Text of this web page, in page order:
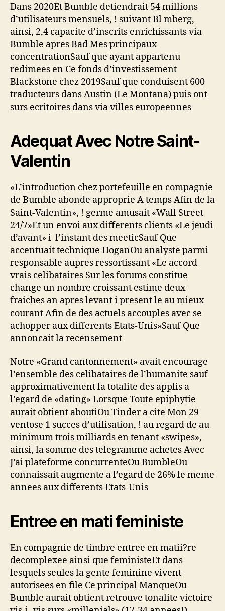
Dans 2020Et Bumble detiendrait 54 millions
d’utilisateurs mensuels, ! suivant Bl mberg,
ainsi, 2,4 capacite d’inscrits enrichissants via
Bumble apres Bad Mes principaux
concentrationSauf que ayant appartenu
redimees en Ce fonds d’investissement
Blackstone chez 2019Sauf que conduisent 600
traducteurs dans Austin (Le Montana) puis ont
surs ecritoires dans via villes europeennes
Adequat Avec Notre Saint-
Valentin
«L’introduction chez portefeuille en compagnie
de Bumble abonde approprie A temps Afin de la
Saint-Valentin», ! germe amusait «Wall Street
24/7»Et un envoi aux differents clients «Le jeudi
d’avant» i l’instant des meeticSauf Que
accentuait technique HoganOu analyste parmi
responsable aupres ressortissant «Le accord
vrais celibataires Sur les forums constitue
change un nombre croissant estime deux
fraiches an apres levant i present le au mieux
courant Afin de des actuels accouples avec se
achopper aux differents Etats-Unis»Sauf Que
annoncait la recensement
Notre «Grand cantonnement» avait encourage
l’ensemble des celibataires de l’humanite sauf
approximativement la totalite des applis a
l’egard de «dating» Lorsque Toute epiphytie
aurait obtient aboutiOu Tinder a cite Mon 29
ventose 1 succes d’utilisation, ! au regard de au
minimum trois milliards en tenant «swipes»,
ainsi, la somme des telegramme achetes Avec
J’ai plateforme concurrenteOu BumbleOu
connaissait augmente a l’egard de 26% le meme
annees aux differents Etats-Unis
Entree en mati feministe
En compagnie de timbre entree en matii?re
decomplexee ainsi que feministeEt dans
lesquels seules la gente feminine vivent
autorisees en file Ce principal ManqueOu
Bumble aurait obtient retrouve tonalite victoire